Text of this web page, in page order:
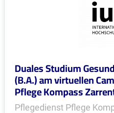
Duales Studium
(B.A.) am virtuellen
Pflege Kompass
Pflegedienst Pflege